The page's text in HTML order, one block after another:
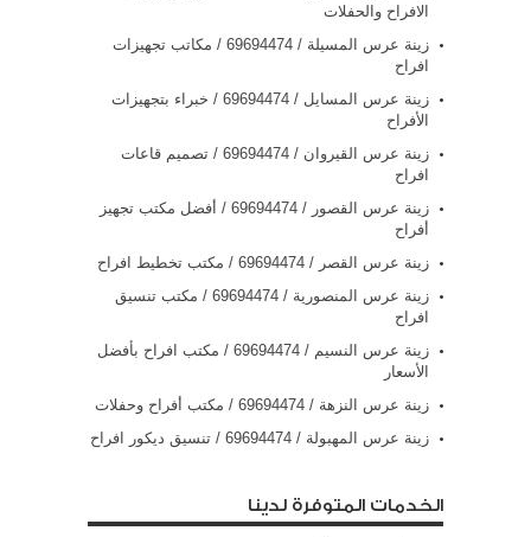
الافراح والحفلات
زينة عرس المسيلة / 69694474 / مكاتب تجهيزات
افراح
زينة عرس المسايل / 69694474 / خبراء بتجهيزات
الأفراح
زينة عرس القيروان / 69694474 / تصميم قاعات
افراح
زينة عرس القصور / 69694474 / أفضل مكتب تجهيز
أفراح
زينة عرس القصر / 69694474 / مكتب تخطيط افراح
زينة عرس المنصورية / 69694474 / مكتب تنسيق
افراح
زينة عرس النسيم / 69694474 / مكتب افراح بأفضل
الأسعار
زينة عرس النزهة / 69694474 / مكتب أفراح وحفلات
زينة عرس المهبولة / 69694474 / تنسيق ديكور افراح
الخدمات المتوفرة لدينا